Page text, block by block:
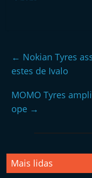
← Nokian Tyres
estes de Ivalo
MOMO Tyres
ope →
Mais lidas